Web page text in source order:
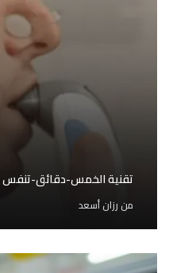
تقنية الخمس-دقائق-
من رزان أسعد